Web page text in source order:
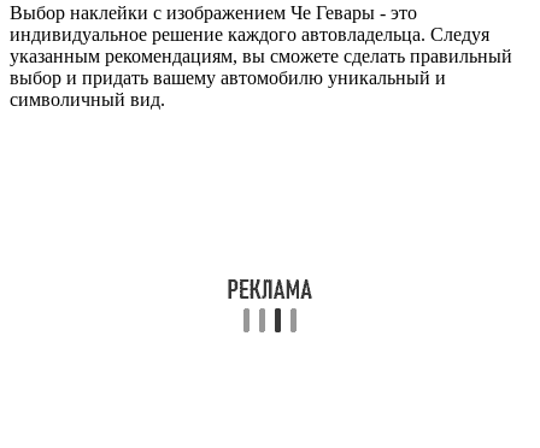
Выбор наклейки с изображением Че Гевары - это
индивидуальное решение каждого автовладельца. Следуя
указанным рекомендациям, вы сможете сделать правильный
выбор и придать вашему автомобилю уникальный и
символичный вид.